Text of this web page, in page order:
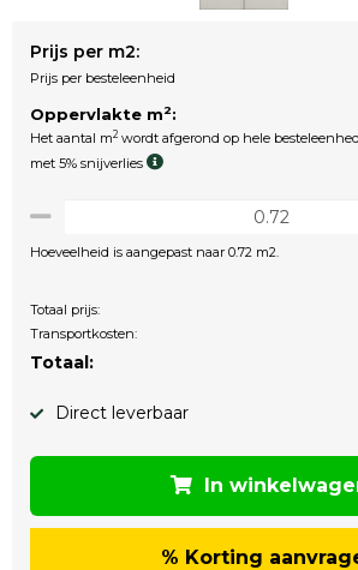
Prijs per m2:
Prijs per besteleenheid
Oppervlakte m2:
Het aantal m2 wordt afgerond op hele
met 5% snijverlies
Hoeveelheid is aangepast naar 0.72 m2.
Totaal prijs:
Transportkosten:
Totaal:
Direct leverbaar
In
% Korting